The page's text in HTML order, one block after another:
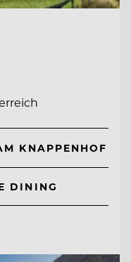
KNAPPENHOF
DINING